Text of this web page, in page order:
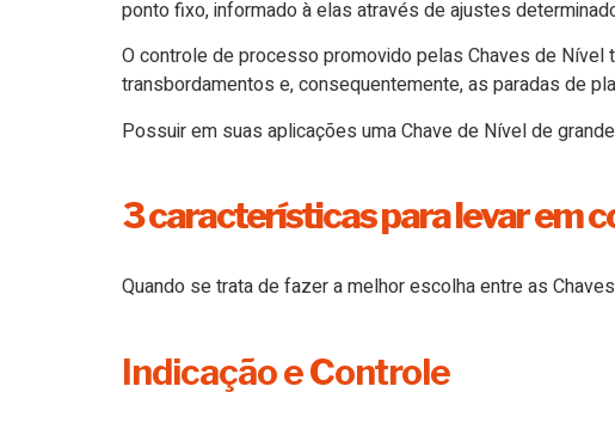
ponto fixo, informado à elas através de ajustes
O controle de processo promovido pelas Chaves de
transbordamentos e, consequentemente, as paradas de
Possuir em suas aplicações uma Chave de Nível de
3 características para levar em
Quando se trata de fazer a melhor escolha entre as
Indicação e Controle